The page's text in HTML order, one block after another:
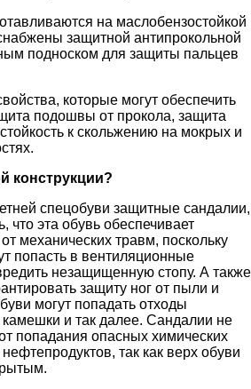
на маслобензостойкой
защитной антипрокольной
подноском для защиты пальцев
которые могут обеспечить
подошвы от прокола, защита
к скольжению на мокрых и
конструкции?
спецобуви защитные сандалии,
что эта обувь обеспечивает
механических травм, поскольку
попасть в вентиляционные
незащищенную стопу. А также
защиту ног от пыли и
могут попадать отходы
камешки и так далее. Сандалии не
попадания опасных химических
так как верх обуви